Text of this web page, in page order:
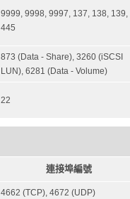
9999, 9998, 9997, 137, 138, 139,
445
873 (Data - Share), 3260 (iSCSI
LUN), 6281 (Data - Volume)
22
連接埠編號
4662 (TCP), 4672 (UDP)